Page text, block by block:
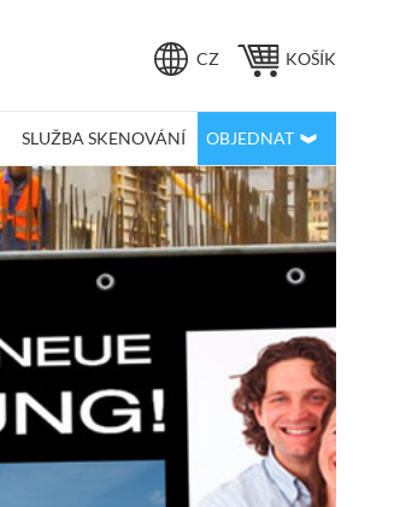
Jazyk CZ KOŠÍK
SLUŽBA SKENOVÁNÍ OBJEDNAT